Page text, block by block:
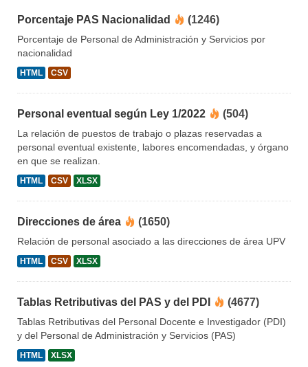
Porcentaje PAS Nacionalidad (1246)
Porcentaje de Personal de Administración y Servicios por
nacionalidad
HTML CSV
Personal eventual según Ley 1/2022 (504)
La relación de puestos de trabajo o plazas reservadas a
personal eventual existente, labores encomendadas, y órgano
en que se realizan.
HTML CSV XLSX
Direcciones de área (1650)
Relación de personal asociado a las direcciones de área UPV
HTML CSV XLSX
Tablas Retributivas del PAS y del PDI (4677)
Tablas Retributivas del Personal Docente e Investigador (PDI)
y del Personal de Administración y Servicios (PAS)
HTML XLSX